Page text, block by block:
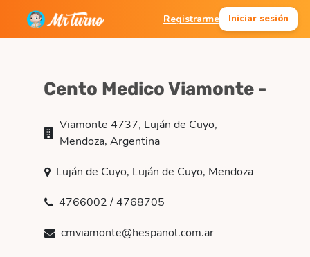
Registrarme Iniciar sesión
Cento Medico Viamonte -
Viamonte 4737, Luján de Cuyo,
Mendoza, Argentina
Luján de Cuyo, Luján de Cuyo, Mendoza
4766002 / 4768705
cmviamonte@hespanol.com.ar